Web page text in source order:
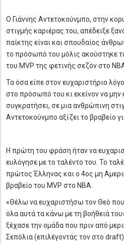
Ο Γιάννης Αντετοκούνμπο, στην
στιγμής καριέρας του, απέδειξε
παίκτης είναι και σπουδαίος
το πρόσωπό του μόλις ακούστηκε
του MVP της φετινής σεζόν στο
Τα όσα είπε στον ευχαριστήριο
στο πρόσωπό του κι εκείνον να μην
συγκρατήσει, σε μια ανθρώπινη
Αντετοκούνμπο αξίζει το βραβείο
Η πρώτη του φράση ήταν να
ευλόγησε με το ταλέντο του. Το
πρώτος Έλληνας και ο 4ος μη
βραβείο του MVP στο ΝΒΑ.
«Θέλω να ευχαριστήσω τον Θεό
όλα αυτά τα κάνω με τη βοήθειά
ξέχασε την ομάδα που πριν από
Σεπόλια (επιλέγοντάς τον στο